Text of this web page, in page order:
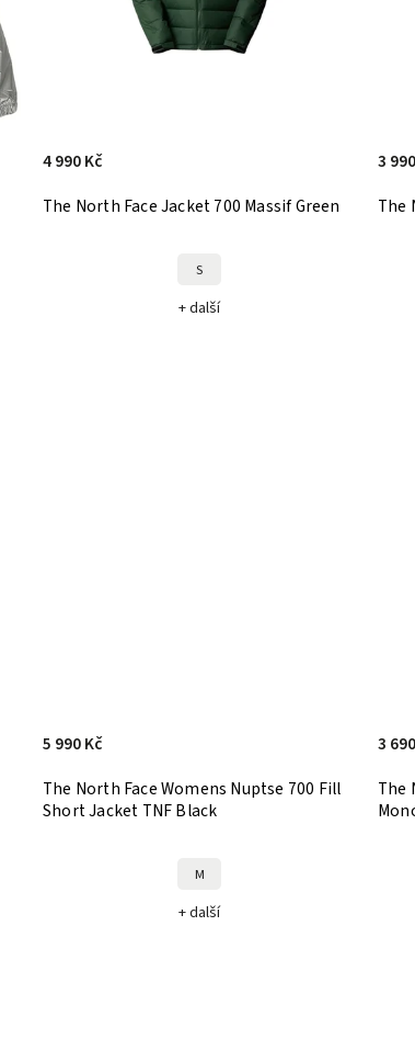
The North Face Jacket 700 Massif Green
4 990 Kč
S
+ další
The
3
The North Face Womens Nuptse 700 Fill
Short Jacket TNF Black
5 990 Kč
M
+ další
The
3